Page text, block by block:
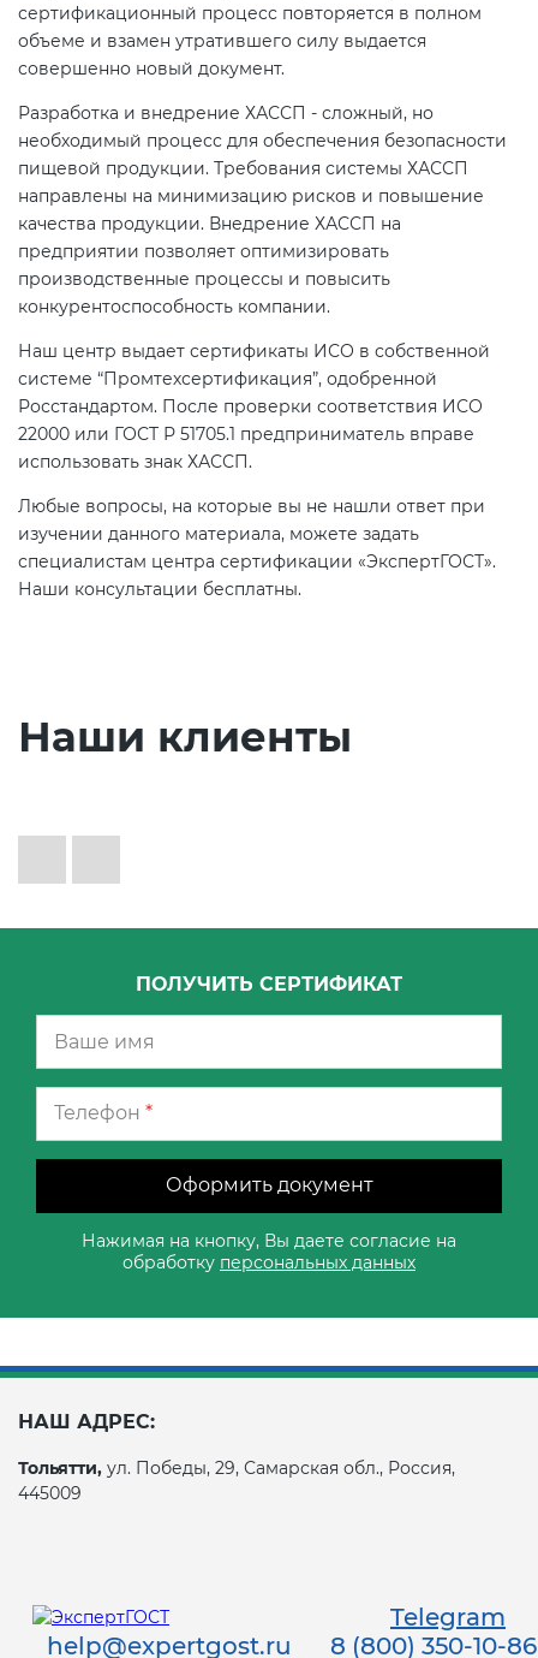
сертификационный процесс повторяется в полном
объеме и взамен утратившего силу выдается
совершенно новый документ.
Разработка и внедрение ХАССП - сложный, но
необходимый процесс для обеспечения безопасности
пищевой продукции. Требования системы ХАССП
направлены на минимизацию рисков и повышение
качества продукции. Внедрение ХАССП на
предприятии позволяет оптимизировать
производственные процессы и повысить
конкурентоспособность компании.
Наш центр выдает сертификаты ИСО в собственной
системе “Промтехсертификация”, одобренной
Росстандартом. После проверки соответствия ИСО
22000 или ГОСТ Р 51705.1 предприниматель вправе
использовать знак ХАССП.
Любые вопросы, на которые вы не нашли ответ при
изучении данного материала, можете задать
специалистам центра сертификации «ЭкспертГОСТ».
Наши консультации бесплатны.
Наши клиенты
ПОЛУЧИТЬ СЕРТИФИКАТ
Телефон *
Оформить документ
Нажимая на кнопку, Вы даете согласие на
обработку персональных данных
НАШ АДРЕС:
Тольятти, ул. Победы, 29, Самарская обл., Россия,
445009
Telegram
help@expertgost.ru
8 (800) 350-10-86